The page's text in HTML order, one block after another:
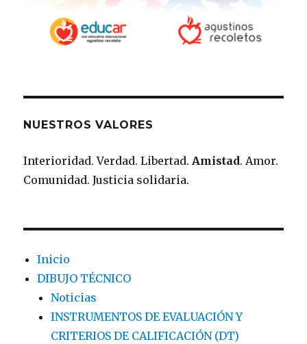
NUESTROS VALORES
Interioridad. Verdad. Libertad.Amistad. Amor.
Comunidad. Justicia solidaria.
Inicio
DIBUJO TÉCNICO
Noticias
INSTRUMENTOS DE EVALUACIÓN Y
CRITERIOS DE CALIFICACIÓN (DT)